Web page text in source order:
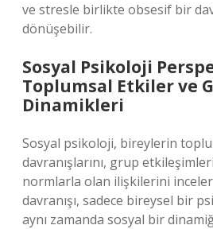
ve stresle birlikte obsesif bir
dönüşebilir.
Sosyal Psikoloji
Toplumsal Etkiler ve
Dinamikleri
Sosyal psikoloji, bireylerin
davranışlarını, grup
normlarla olan ilişkilerini
davranışı, sadece bireysel bir
aynı zamanda sosyal bir